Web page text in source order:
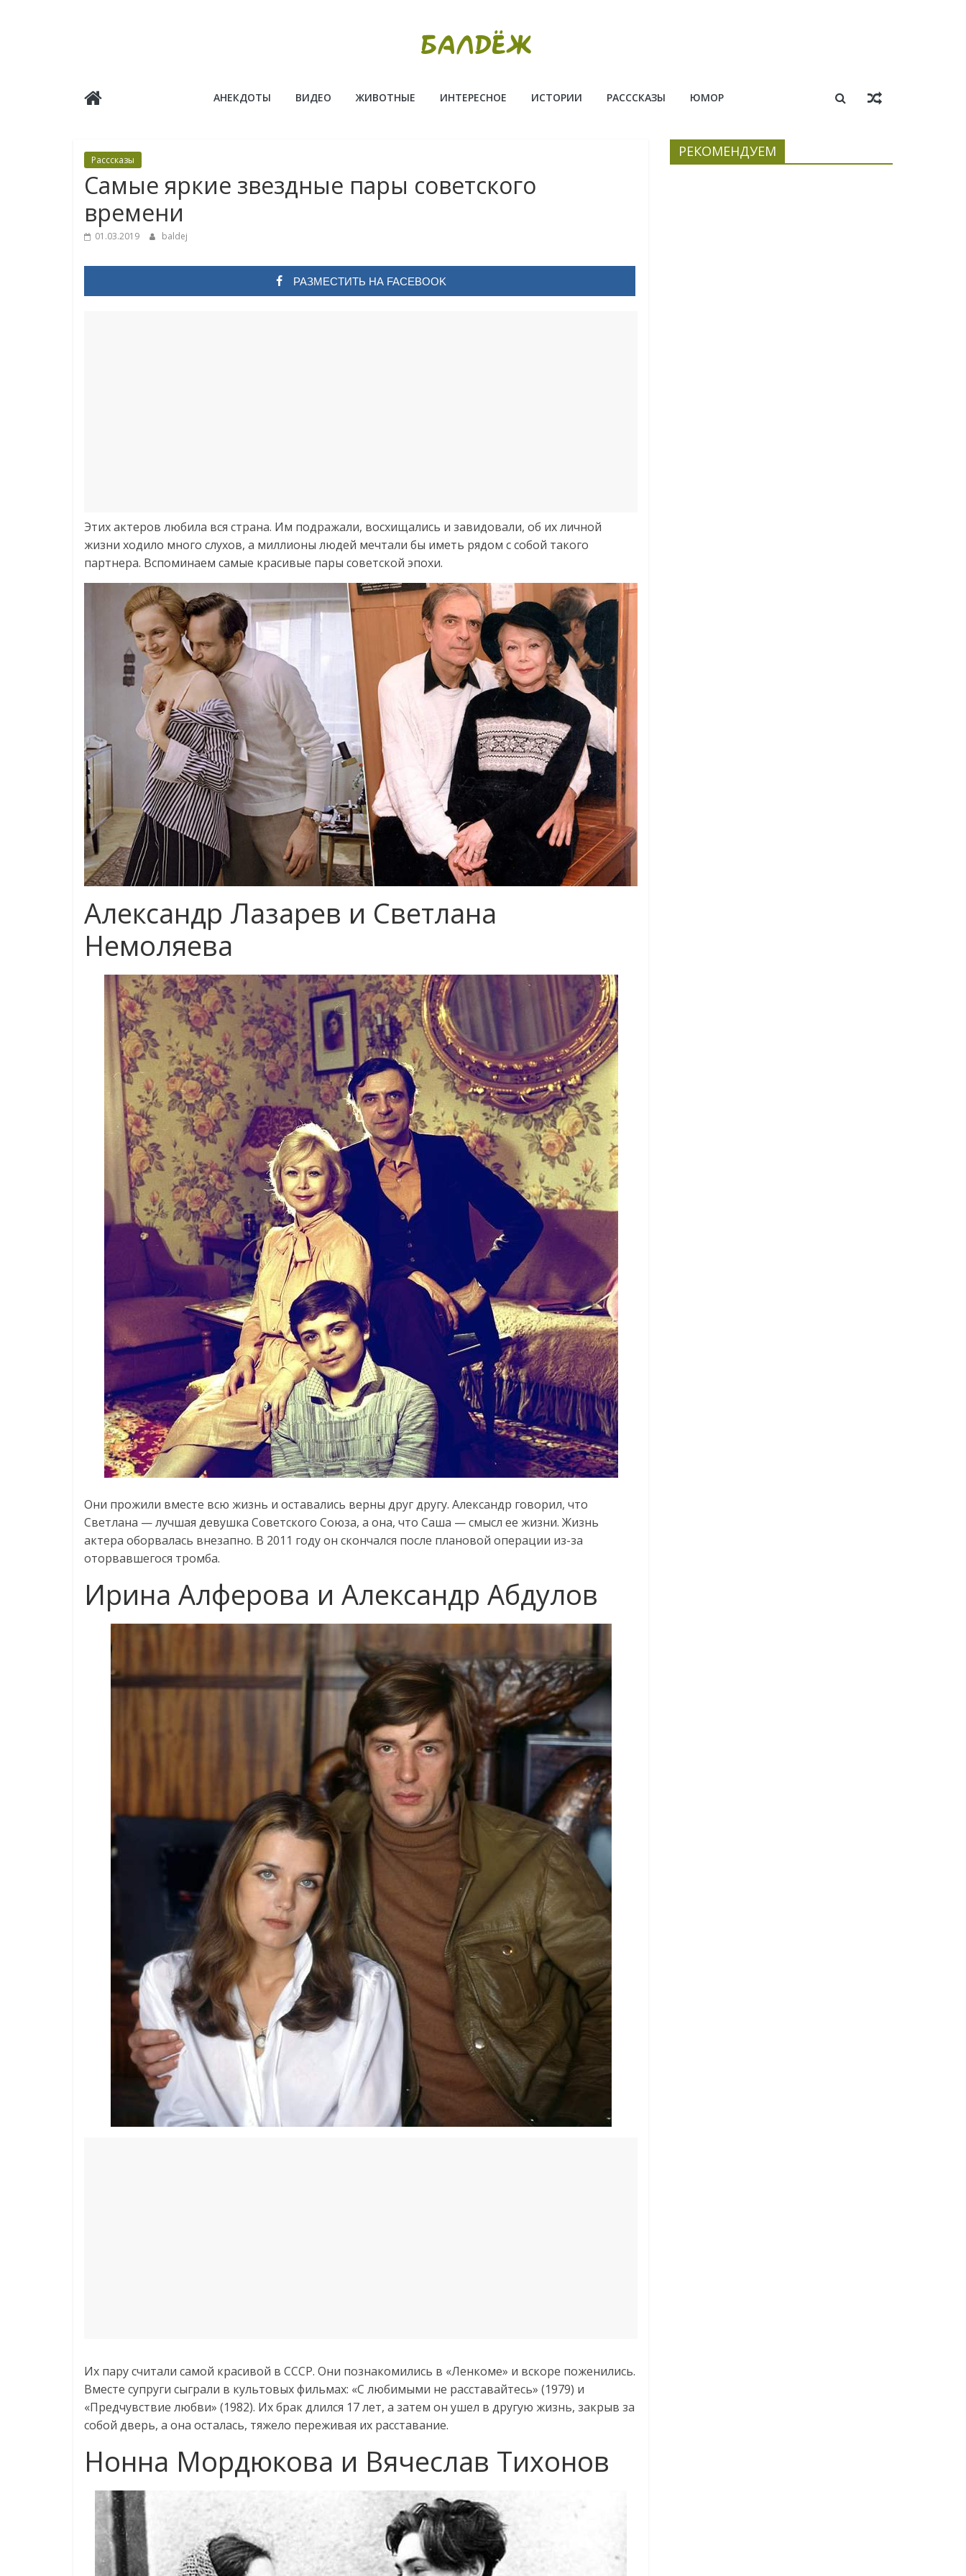
Балдёж АНЕКДОТЫ ВИДЕО ЖИВОТНЫЕ ИНТЕРЕСНОЕ ИСТОРИИ РАСССКАЗЫ ЮМОР
Расссказы
Самые яркие звездные пары советского
времени
01.03.2019 baldej
РАЗМЕСТИТЬ НА FACEBOOK
Этих актеров любила вся страна. Им подражали, восхищались и завидовали, об их личной
жизни ходило много слухов, а миллионы людей мечтали бы иметь рядом с собой такого
партнера. Вспоминаем самые красивые пары советской эпохи.
Александр Лазарев и Светлана
Немоляева
Они прожили вместе всю жизнь и оставались верны друг другу. Александр говорил, что
Светлана — лучшая девушка Советского Союза, а она, что Саша — смысл ее жизни. Жизнь
актера оборвалась внезапно. В 2011 году он скончался после плановой операции из-за
оторвавшегося тромба.
Ирина Алферова и Александр Абдулов
Их пару считали самой красивой в СССР. Они познакомились в «Ленкоме» и вскоре поженились.
Вместе супруги сыграли в культовых фильмах: «С любимыми не расставайтесь» (1979) и
«Предчувствие любви» (1982). Их брак длился 17 лет, а затем он ушел в другую жизнь, закрыв за
собой дверь, а она осталась, тяжело переживая их расставание.
Нонна Мордюкова и Вячеслав Тихонов
РЕКОМЕНДУЕМ